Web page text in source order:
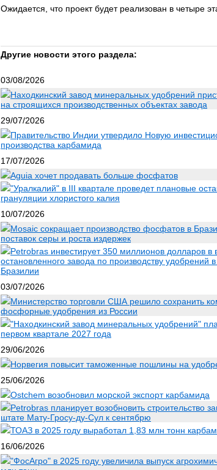
Ожидается, что проект будет реализован в четыре
Другие новости этого раздела:
03/08/2026
Находкинский завод минеральных удобрений
на строящихся производственных объектах завода
29/07/2026
Правительство Индии утвердило Новую
производства карбамида
17/07/2026
Aguia хочет продавать больше фосфатов
"Уралкалий" в III квартале проведет плановые
грануляции хлористого калия
10/07/2026
Mosaic сокращает производство фосфатов в
поставок серы и роста издержек
Petrobras инвестирует 350 миллионов долларов в
остановленного завода по производству удобрений
Бразилии
03/07/2026
Министерство торговли США решило сохранить
фосфорные удобрения из России
"Находкинский завод минеральных удобрений"
первом квартале 2027 года
29/06/2026
Норвегия повысит таможенные пошлины на
25/06/2026
Ostchem возобновил морской экспорт карбамида
Petrobras планирует возобновить строительство
штате Мату-Гросу-ду-Сул к сентябрю
ТОАЗ в 2025 году выработал 1,83 млн тонн
16/06/2026
"ФосАгро" в 2025 году увеличила выпуск